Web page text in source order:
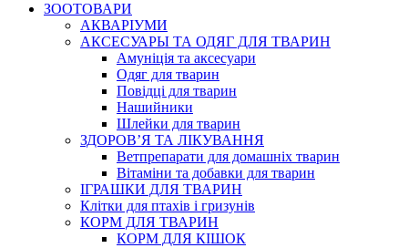
ЗООТОВАРИ
АКВАРІУМИ
АКСЕСУАРЫ ТА ОДЯГ ДЛЯ ТВАРИН
Амуніція та аксесуари
Одяг для тварин
Повідці для тварин
Нашийники
Шлейки для тварин
ЗДОРОВ’Я ТА ЛІКУВАННЯ
Ветпрепарати для домашніх тварин
Вітаміни та добавки для тварин
ІГРАШКИ ДЛЯ ТВАРИН
Клітки для птахів і гризунів
КОРМ ДЛЯ ТВАРИН
КОРМ ДЛЯ КІШОК